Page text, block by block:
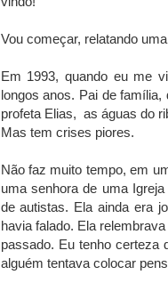
Vou começar, relatando
Em 1993, quando eu me
longos anos. Pai de
profeta Elias, as águas do
Mas tem crises piores.
Não faz muito tempo, em
uma senhora de uma
de autistas. Ela ainda era
havia falado. Ela
passado. Eu tenho certeza
alguém tentava colocar